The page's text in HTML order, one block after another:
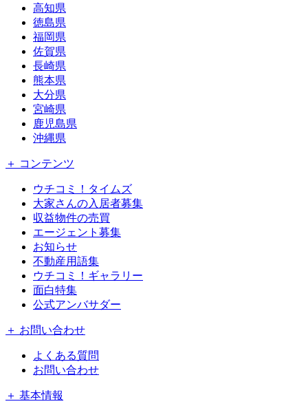
高知県
徳島県
福岡県
佐賀県
長崎県
熊本県
大分県
宮崎県
鹿児島県
沖縄県
＋ コンテンツ
ウチコミ！タイムズ
大家さんの入居者募集
収益物件の売買
エージェント募集
お知らせ
不動産用語集
ウチコミ！ギャラリー
面白特集
公式アンバサダー
＋ お問い合わせ
よくある質問
お問い合わせ
＋ 基本情報